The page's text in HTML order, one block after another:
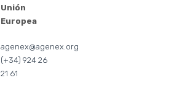
Unión
Europea
agenex@agenex.org
(+34) 924 26
21 61